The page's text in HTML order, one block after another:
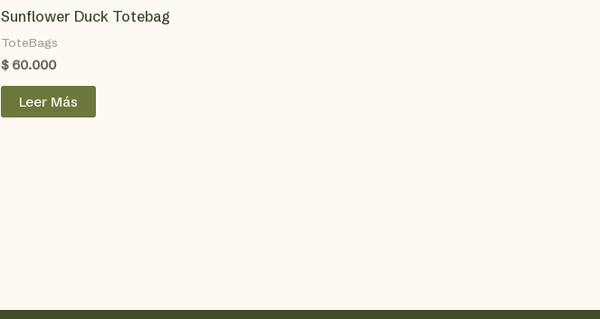
Sunflower Duck Totebag
ToteBags
$ 60.000
Leer Más